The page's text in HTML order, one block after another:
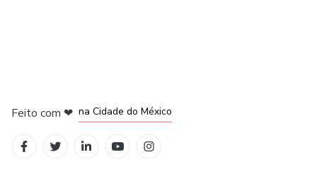
Feito com ❤ na Cidade do México